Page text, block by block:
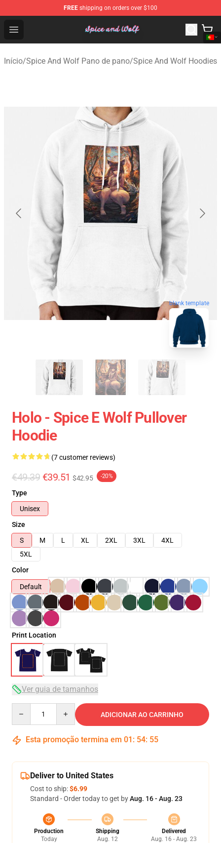
FREE shipping on orders over $100
Open menu
Spice And Wolf Store - Official Spice And Wolf
Início/Spice And Wolf Pano de pano/Spice And Wolf Hoodies
blank template
Holo - Spice E Wolf Pullover
Hoodie
(7 customer reviews)
€49.39 €39.51 $42.95 -20%
Type
Unisex
Size
S
M L XL 2XL 3XL
4XL
5XL
Color
Default
Print Location
Ver guia de tamanhos
ADICIONAR AO CARRINHO
Esta promoção termina em 01 : 54: 54
Deliver to United States
Cost to ship:$6.99
Standard - Order today to get byAug. 16 - Aug. 23
Production
Today
Shipping
Aug. 12
Delivered
Aug. 16 - Aug. 23